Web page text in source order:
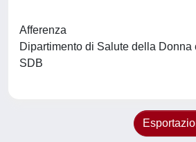
Afferenza
Dipartimento di Salute della Donna
SDB